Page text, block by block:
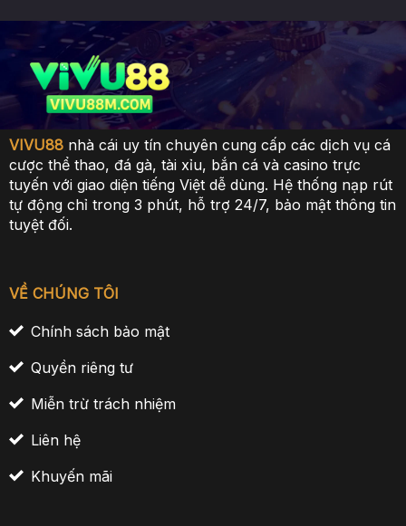
VIVU88nhà cái uy tín chuyên cung cấp các dịch vụ cá
cược thể thao, đá gà, tài xỉu, bắn cá và casino trực
tuyến với giao diện tiếng Việt dễ dùng. Hệ thống nạp rút
tự động chỉ trong 3 phút, hỗ trợ 24/7, bảo mật thông tin
tuyệt đối.
VỀ CHÚNG TÔI
Chính sách bảo mật
Quyền riêng tư
Miễn trừ trách nhiệm
Liên hệ
Khuyến mãi